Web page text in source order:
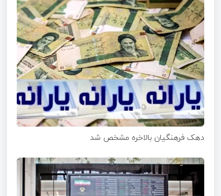
دهک فرهنگیان بالاخره مشخص شد